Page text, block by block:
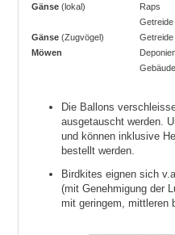
Gänse (lokal)
Raps
Getreide
Gänse (Zugvögel)
Getreide
Möwen
Die Ballons
ausgetauscht werden.
und können inklusive
bestellt werden.
Birdkites eignen sich
(mit Genehmigung der
mit geringem, mittleren